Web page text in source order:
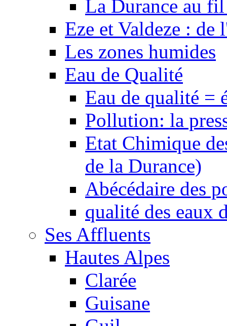
La Durance au
Eze et Valdeze : de
Les zones humides
Eau de Qualité
Eau de qualité =
Pollution: la
Etat Chimique
de la Durance)
Abécédaire des
qualité des eaux
Ses Affluents
Hautes Alpes
Clarée
Guisane